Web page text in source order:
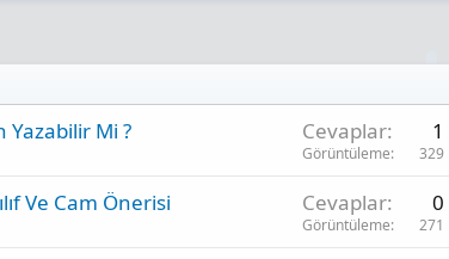
Yazabilir Mi ? Cevaplar 1
Görüntüleme 329
Ve Cam Önerisi Cevaplar 0
Görüntüleme 271